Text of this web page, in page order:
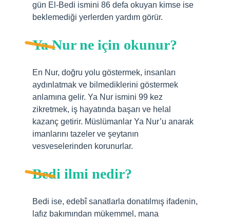
gün El-Bedi ismini 86 defa okuyan kimse ise
beklemediği yerlerden yardım görür.
Ya Nur ne için okunur?
En Nur, doğru yolu göstermek, insanları
aydınlatmak ve bilmediklerini göstermek
anlamına gelir. Ya Nur ismini 99 kez
zikretmek, iş hayatında başarı ve helal
kazanç getirir. Müslümanlar Ya Nur’u anarak
imanlarını tazeler ve şeytanın
vesveselerinden korunurlar.
Bedi ilmi nedir?
Bedi ise, edebî sanatlarla donatılmış ifadenin,
lafız bakımından mükemmel, mana